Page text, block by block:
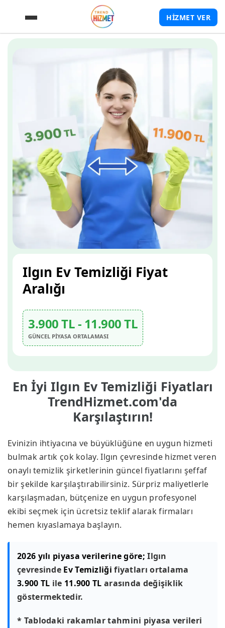
HİZMET VER
En İyi Ilgın Ev Temizliği Fiyatları
TrendHizmet.com'da
Karşılaştırın!
Evinizin ihtiyacına ve büyüklüğüne en uygun hizmeti
bulmak artık çok kolay. Ilgın çevresinde hizmet veren
onaylı temizlik şirketlerinin güncel fiyatlarını şeffaf
bir şekilde karşılaştırabilirsiniz. Sürpriz maliyetlerle
karşılaşmadan, bütçenize en uygun profesyonel
ekibi seçmek için ücretsiz teklif alarak firmaları
hemen kıyaslamaya başlayın.
2026 yılı piyasa verilerine göre; Ilgın
çevresinde Ev Temizliği fiyatları ortalama
3.900 TL ile 11.900 TL arasında değişiklik
göstermektedir.
* Tablodaki rakamlar tahmini piyasa verileri
Ilgın Ev Temizliği Fiyat
Aralığı
3.900 TL - 11.900 TL
GÜNCEL PİYASA ORTALAMASI